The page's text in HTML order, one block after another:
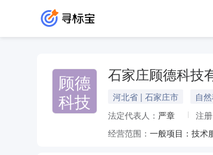
顾德
科技
石家庄顾德科技
河北省 | 石家庄市 自
法定代表人： 严章 注
经营范围：